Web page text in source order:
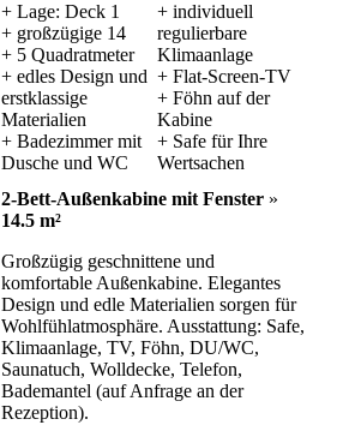
+ Lage: Deck 1
+ großzügige 14
+ 5 Quadratmeter
+ edles Design und
erstklassige
Materialien
+ Badezimmer mit
Dusche und WC
+ individuell
regulierbare
Klimaanlage
+ Flat-Screen-TV
+ Föhn auf der
Kabine
+ Safe für Ihre
Wertsachen
2-Bett-Außenkabine mit Fenster »
14.5 m²
Großzügig geschnittene und
komfortable Außenkabine. Elegantes
Design und edle Materialien sorgen für
Wohlfühlatmosphäre. Ausstattung: Safe,
Klimaanlage, TV, Föhn, DU/WC,
Saunatuch, Wolldecke, Telefon,
Bademantel (auf Anfrage an der
Rezeption).